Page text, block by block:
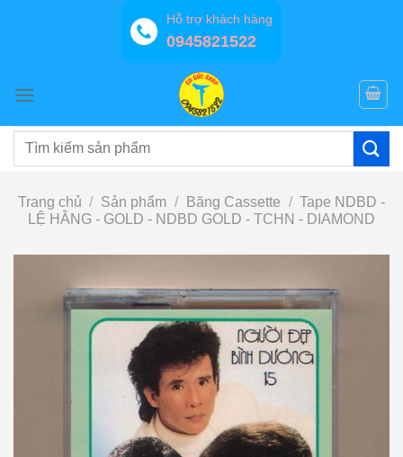
Hỗ trợ khách hàng
0945821522
Tìm
Trang chủ / Sản phẩm / Băng Cassette / Tape NDBD -
LỆ HẰNG - GOLD - NDBD GOLD - TCHN - DIAMOND